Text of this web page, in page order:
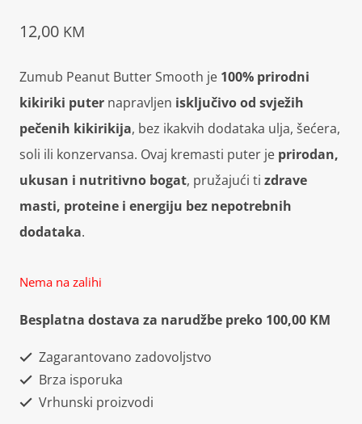
12,00 KM
Zumub Peanut Butter Smooth je 100% prirodni
kikiriki puter napravljen isključivo od svježih
pečenih kikirikija, bez ikakvih dodataka ulja, šećera,
soli ili konzervansa. Ovaj kremasti puter je prirodan,
ukusan i nutritivno bogat, pružajući ti zdrave
masti, proteine i energiju bez nepotrebnih
dodataka.
Nema na zalihi
Besplatna dostava za narudžbe preko 100,00 KM
Zagarantovano zadovoljstvo
Brza isporuka
Vrhunski proizvodi